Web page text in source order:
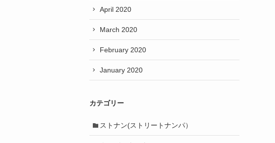
April 2020
March 2020
February 2020
January 2020
カテゴリー
ストナン(ストリートナンパ）